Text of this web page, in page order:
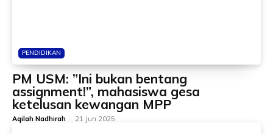
PENDIDIKAN
PM USM: ”Ini bukan bentang
assignment!”, mahasiswa gesa
ketelusan kewangan MPP
Aqilah Nadhirah - 21 Jun 2025